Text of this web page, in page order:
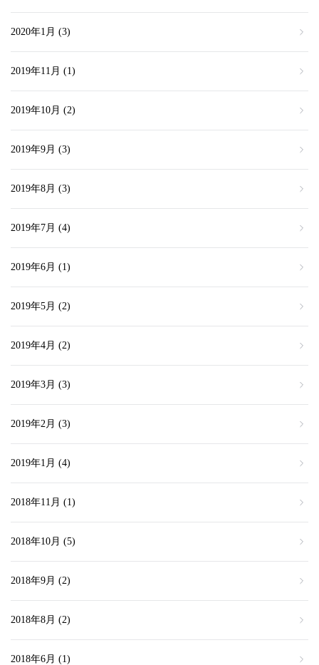
2020年1月 (3)
2019年11月 (1)
2019年10月 (2)
2019年9月 (3)
2019年8月 (3)
2019年7月 (4)
2019年6月 (1)
2019年5月 (2)
2019年4月 (2)
2019年3月 (3)
2019年2月 (3)
2019年1月 (4)
2018年11月 (1)
2018年10月 (5)
2018年9月 (2)
2018年8月 (2)
2018年6月 (1)